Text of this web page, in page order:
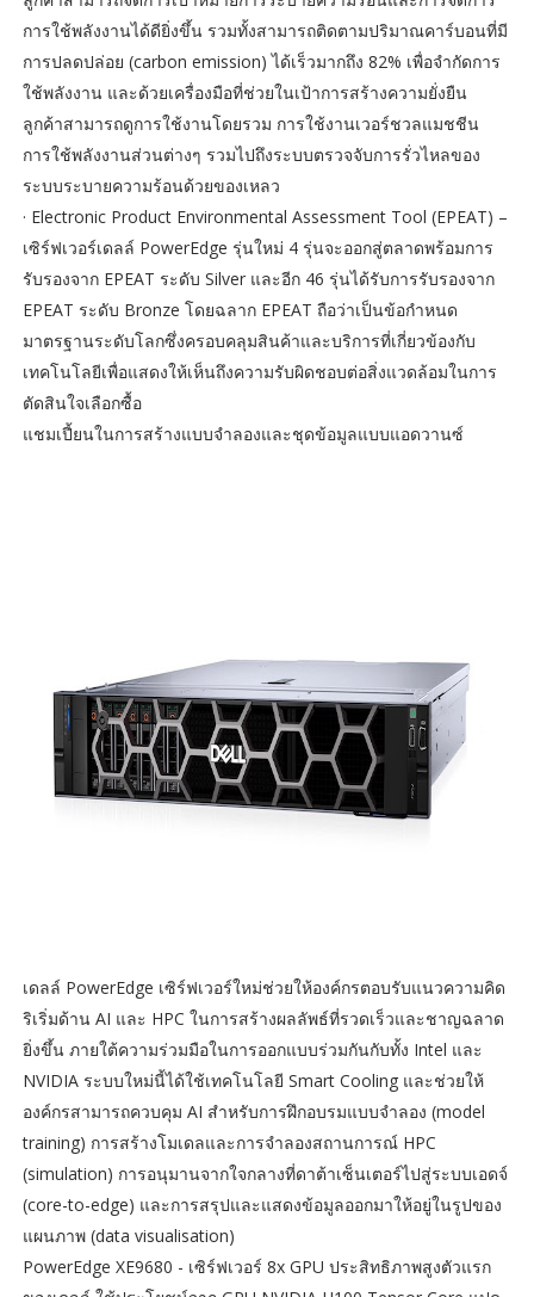
การใช้พลังงานได้ดียิ่งขึ้น รวมทั้งสามารถติดตามปริมาณคาร์บอนที่มี
การปลดปล่อย (carbon emission) ได้เร็วมากถึง 82% เพื่อจำกัดการ
ใช้พลังงาน และด้วยเครื่องมือที่ช่วยในเป้าการสร้างความยั่งยืน
ลูกค้าสามารถดูการใช้งานโดยรวม การใช้งานเวอร์ชวลแมชชีน
การใช้พลังงานส่วนต่างๆ รวมไปถึงระบบตรวจจับการรั่วไหลของ
ระบบระบายความร้อนด้วยของเหลว
· Electronic Product Environmental Assessment Tool (EPEAT) –
เซิร์ฟเวอร์เดลล์ PowerEdge รุ่นใหม่ 4 รุ่นจะออกสู่ตลาดพร้อมการ
รับรองจาก EPEAT ระดับ Silver และอีก 46 รุ่นได้รับการรับรองจาก
EPEAT ระดับ Bronze โดยฉลาก EPEAT ถือว่าเป็นข้อกำหนด
มาตรฐานระดับโลกซึ่งครอบคลุมสินค้าและบริการที่เกี่ยวข้องกับ
เทคโนโลยีเพื่อแสดงให้เห็นถึงความรับผิดชอบต่อสิ่งแวดล้อมในการ
ตัดสินใจเลือกซื้อ
แชมเปี้ยนในการสร้างแบบจำลองและชุดข้อมูลแบบแอดวานซ์
เดลล์ PowerEdge เซิร์ฟเวอร์ใหม่ช่วยให้องค์กรตอบรับแนวความคิด
ริเริ่มด้าน AI และ HPC ในการสร้างผลลัพธ์ที่รวดเร็วและชาญฉลาด
ยิ่งขึ้น ภายใต้ความร่วมมือในการออกแบบร่วมกันกับทั้ง Intel และ
NVIDIA ระบบใหม่นี้ได้ใช้เทคโนโลยี Smart Cooling และช่วยให้
องค์กรสามารถควบคุม AI สำหรับการฝึกอบรมแบบจำลอง (model
training) การสร้างโมเดลและการจำลองสถานการณ์ HPC
(simulation) การอนุมานจากใจกลางที่ดาต้าเซ็นเตอร์ไปสู่ระบบเอดจ์
(core-to-edge) และการสรุปและแสดงข้อมูลออกมาให้อยู่ในรูปของ
แผนภาพ (data visualisation)
PowerEdge XE9680 - เซิร์ฟเวอร์ 8x GPU ประสิทธิภาพสูงตัวแรก